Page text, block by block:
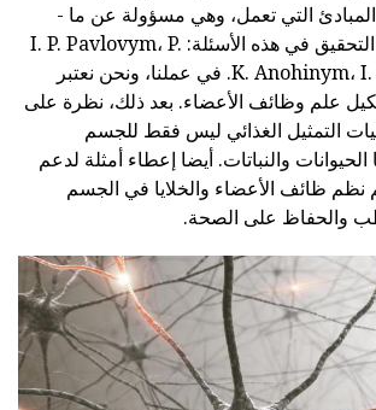
المبادئ التي تعمل، وهي مسؤولة عن ما -
العلماء البارزين تم التحقيق في هذه الأسئلة: I. P. Pavlovym، P.
K. Anohinym، I. M. Sechenovym. في عملنا، ونحن نعتبر
علم وظائف الأعضاء. بعد ذلك، نظرة على
التمثيل الغذائي ليس فقط للجسم
والنباتات. أيضا إعطاء أمثلة لدعم
نظم ظائف الأعضاء والخلايا في الجسم
والحفاظ على الصحة.